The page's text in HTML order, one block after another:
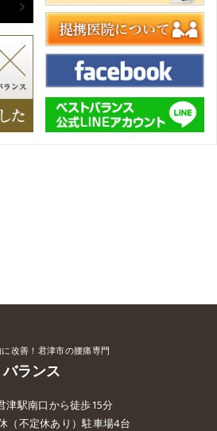
改善！君津市の腰痛専門
ランス
津駅南口から徒歩15分
（不定休あり）駐車場4台